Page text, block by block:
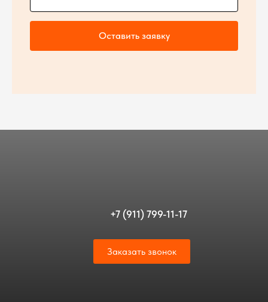
Оставить заявку
Заказать звонок
+7 (911) 799-11-17